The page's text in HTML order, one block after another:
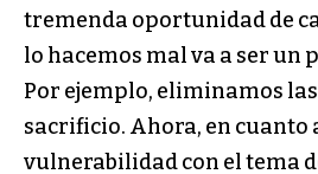
tremenda oportunidad de
lo hacemos mal va a ser un
Por ejemplo, eliminamos las
sacrificio. Ahora, en cuanto
vulnerabilidad con el tema